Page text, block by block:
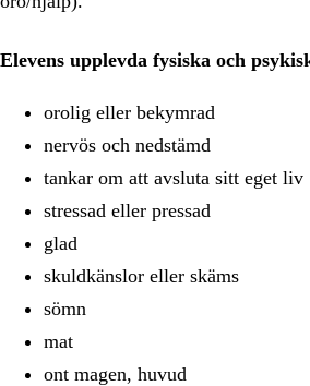
Elevens upplevda fysiska och
orolig eller bekymrad
nervös och nedstämd
tankar om att avsluta sitt eget liv
stressad eller pressad
glad
skuldkänslor eller skäms
sömn
mat
ont magen, huvud